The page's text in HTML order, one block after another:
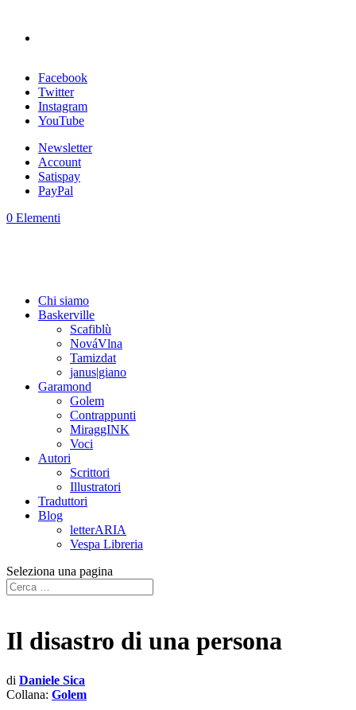
Facebook
Twitter
Instagram
YouTube
Newsletter
Account
Satispay
PayPal
0 Elementi
Chi siamo
Baskerville
Scafiblù
NováVlna
Tamizdat
janus|giano
Garamond
Golem
Contrappunti
MiraggINK
Voci
Autori
Scrittori
Illustratori
Traduttori
Blog
letterARIA
Vespa Libreria
Seleziona una pagina
Il disastro di una persona
di Daniele Sica
Collana: Golem